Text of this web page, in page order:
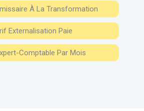
À La Transformation
Externalisation Paie
Comptable Par Mois